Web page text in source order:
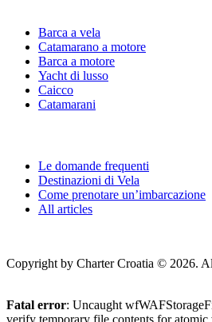
Barca a vela
Catamarano a motore
Barca a motore
Yacht di lusso
Caicco
Catamarani
Le domande frequenti
Destinazioni di Vela
Come prenotare un’imbarcazione
All articles
Copyright by Charter Croatia © 2026.
Fatal error: Uncaught
verify temporary file contents for